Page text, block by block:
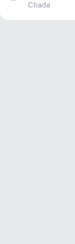
Chada